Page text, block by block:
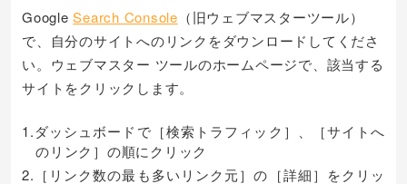
GoogleSearch Console （旧ウェブマスターツール）
で、自分のサイトへのリンクをダウンロードしてくださ
い。ウェブマスター ツールのホームページで、該当する
サイトをクリックします。
1.ダッシュボードで［検索トラフィック］、［サイトへ
のリンク］の順にクリック
2.［リンク数の最も多いリンク元］の［詳細］をクリッ